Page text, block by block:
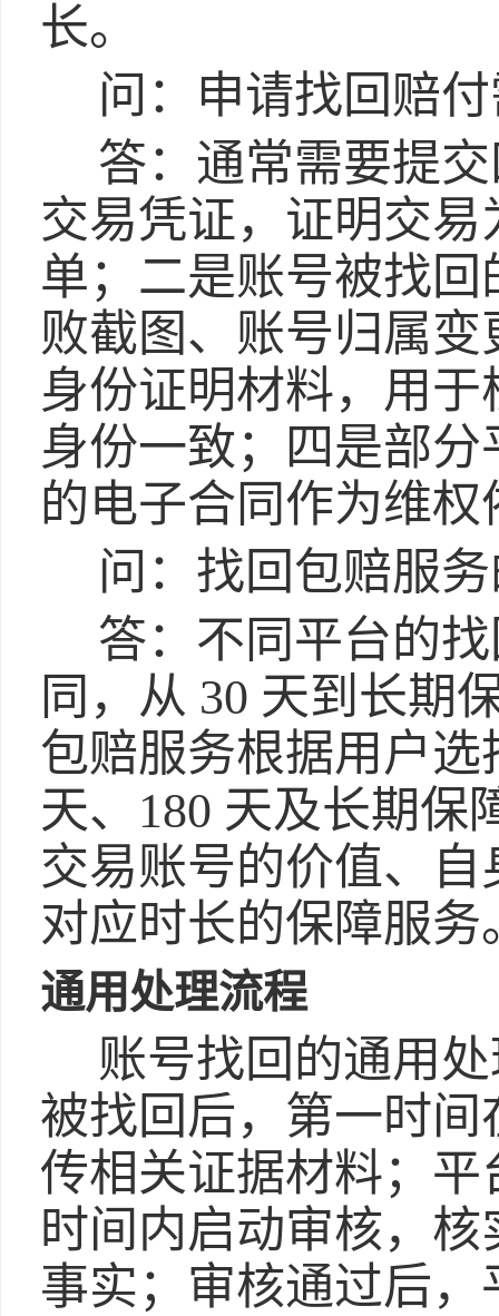
长。
问：申请找回赔
答：通常需要提
交易凭证，证明交
单；二是账号被找
败截图、账号归属
身份证明材料，用
身份一致；四是部
的电子合同作为维
问：找回包赔服
答：不同平台的
同，从 30 天到长期
包赔服务根据用户
天、180 天及长期保
交易账号的价值、
对应时长的保障服务
通用处理流程
账号找回的通用
被找回后，第一时
传相关证据材料；
时间内启动审核，
事实；审核通过后